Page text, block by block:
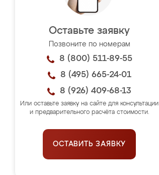
Оставьте заявку
Позвоните по номерам
8 (800) 511-89-55
8 (495) 665-24-01
8 (926) 409-68-13
Или оставьте заявку на сайте для консультации
и предварительного расчёта стоимости.
ОСТАВИТЬ ЗАЯВКУ